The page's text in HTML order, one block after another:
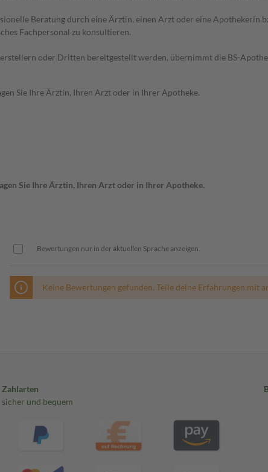
Beratung durch eine Ärztin, einen Arzt oder eine Apothekerin
Fachpersonal zu konsultieren.
oder Dritten bereitgestellt werden, übernimmt die BS-
Sie Ihre Ärztin, Ihren Arzt oder in Ihrer Apotheke.
Sie Ihre Ärztin, Ihren Arzt oder in Ihrer Apotheke.
Bewertungen nur in der aktuellen Sprache anzeigen.
Keine Bewertungen gefunden. Teile deine Erfahrungen mit
Zahlarten
sicher und bequem